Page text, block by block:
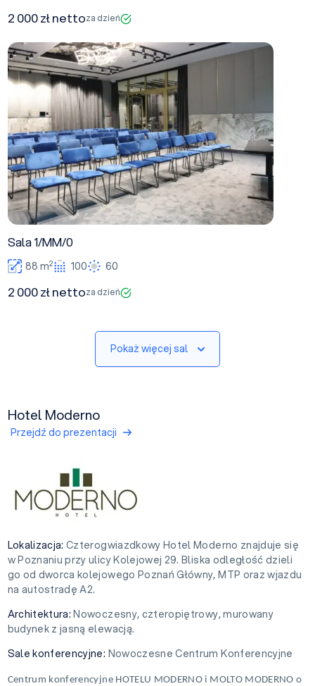
2 000 zł nettoza dzień
Sala 1/MM/0
Sala 1/MM/0
88 m2 100 60
2 000 zł nettoza dzień
Pokaż więcej sal
Hotel Moderno
Przejdź do prezentacji
Lokalizacja:Czterogwiazdkowy Hotel Moderno znajduje się
w Poznaniu przy ulicy Kolejowej 29. Bliska odległość dzieli
go od dworca kolejowego Poznań Główny, MTP oraz wjazdu
na autostradę A2.
Architektura:Nowoczesny, czteropiętrowy, murowany
budynek z jasną elewacją.
Sale konferencyjne: Nowoczesne Centrum Konferencyjne
Centrum konferencyjne HOTELU MODERNO i MOLTO MODERNO o